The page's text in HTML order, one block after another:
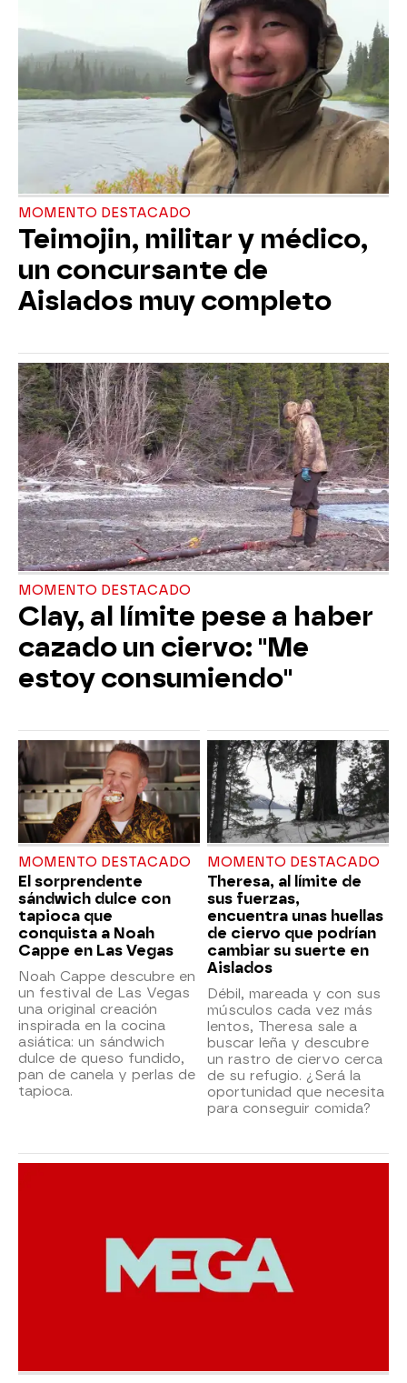
MOMENTO DESTACADO
Teimojin, militar y médico,
un concursante de
Aislados muy completo
MOMENTO DESTACADO
Clay, al límite pese a haber
cazado un ciervo: "Me
estoy consumiendo"
MOMENTO DESTACADO
El sorprendente
sándwich dulce con
tapioca que
conquista a Noah
Cappe en Las Vegas
Noah Cappe descubre en
un festival de Las Vegas
una original creación
inspirada en la cocina
asiática: un sándwich
dulce de queso fundido,
pan de canela y perlas de
tapioca.
MOMENTO DESTACADO
Theresa, al límite de
sus fuerzas,
encuentra unas huellas
de ciervo que podrían
cambiar su suerte en
Aislados
Débil, mareada y con sus
músculos cada vez más
lentos, Theresa sale a
buscar leña y descubre
un rastro de ciervo cerca
de su refugio. ¿Será la
oportunidad que necesita
para conseguir comida?